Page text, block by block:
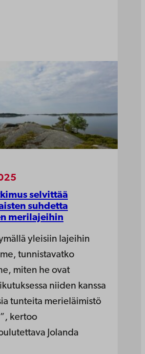
selvittää
suhdetta
merilajeihin
yleisiin lajeihin
tunnistavatko
miten he ovat
niiden kanssa
tunteita merieläimistö
kertoo
Jolanda